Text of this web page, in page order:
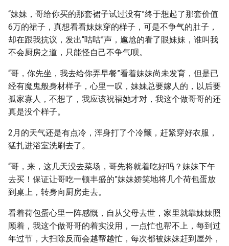
“妹妹，哥给你买的那套裙子试过没有”终于想起了那套价值
6万的裙子，真想看看妹妹穿的样子，可是不争气的肚子，
却在跟我抗议，发出“咕咕”声，尴尬的看了眼妹妹，谁叫我
不会厨房之道，只能怪自己不争气呗。
“哥，你先坐，我去给你弄早餐”看着妹妹尚未发育，但是已
经有魔鬼般身材样子，心里一叹，妹妹总要嫁人的，以后要
孤家寡人，不想了，我应该祝福她才对，我这个做哥哥的还
真是没个样子。
2月的天气还是有点冷，浑身打了个冷颤，赶紧穿好衣服，
猛扎进浴室洗刷去了。
“哥，来，这几天没去菜场，哥先将就着吃好吗？妹妹下午
去买！保证让哥吃一顿丰盛的”妹妹娇笑地将几个荷包蛋放
到桌上，转身向厨房走去。
看着荷包蛋心里一阵感慨，自从父母去世，家里就靠妹妹照
顾着，我这个做哥哥的着实没用，一点忙也帮不上，每到过
年过节，大扫除反而会越帮越忙，每次都被妹妹赶到屋外，